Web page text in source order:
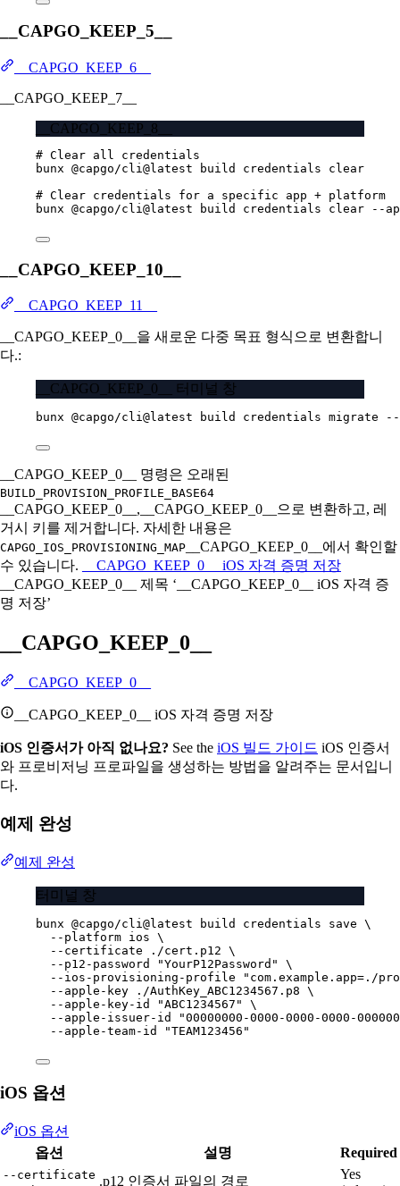
__CAPGO_KEEP_5__
__CAPGO_KEEP_6__
__CAPGO_KEEP_7__
__CAPGO_KEEP_8__
# Clear all credentials
bunx @capgo/cli@latest build credentials
clear
# Clear credentials for a specific app + platform
bunx @capgo/cli@latest build credentials clear --
__CAPGO_KEEP_10__
__CAPGO_KEEP_11__
__CAPGO_KEEP_0__을 새로운 다중 목표 형식으로 변환합니
다.:
__CAPGO_KEEP_0__ 터미널 창
bunx @capgo/cli@latest build credentials migrate
__CAPGO_KEEP_0__ 명령은 오래된
BUILD_PROVISION_PROFILE_BASE64
__CAPGO_KEEP_0__,__CAPGO_KEEP_0__으로 변환하고, 레
거시 키를 제거합니다. 자세한 내용은
CAPGO_IOS_PROVISIONING_MAP __CAPGO_KEEP_0__에서 확인할
수 있습니다.
__CAPGO_KEEP_0__ iOS 자격 증명 저장
__CAPGO_KEEP_0__ 제목 ‘__CAPGO_KEEP_0__ iOS 자격 증
명 저장’
__CAPGO_KEEP_0__
__CAPGO_KEEP_0__
__CAPGO_KEEP_0__ iOS 자격 증명 저장
iOS 인증서가 아직 없나요? See the iOS 빌드 가이드 iOS 인증서
와 프로비저닝 프로파일을 생성하는 방법을 알려주는 문서입니
다.
예제 완성
예제 완성
터미널 창
bunx @capgo/cli@latest build credentials save \
--platform ios \
--certificate
./cert.p12 \
--p12-password
"YourP12Password"
\
--ios-provisioning-profile
"com.example.app=./
--apple-key
./AuthKey_ABC1234567.p8 \
--apple-key-id
"ABC1234567"
\
--apple-issuer-id
"00000000-0000-0000-0000-
--apple-team-id
"TEAM123456"
iOS 옵션
iOS 옵션
옵션
설명 Required
--certificate .p12 인증서 파일의 경로
Yes